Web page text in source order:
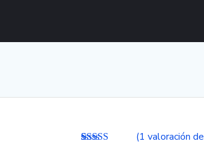
(1 valoración